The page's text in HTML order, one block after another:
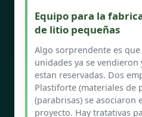
Equipo para la
de litio pequeñas
Algo sorprendente es
unidades ya se vendieron
estan reservadas. Dos
Plastiforte (materiales de
(parabrisas) se asociaron
proyecto. Hay tratativas